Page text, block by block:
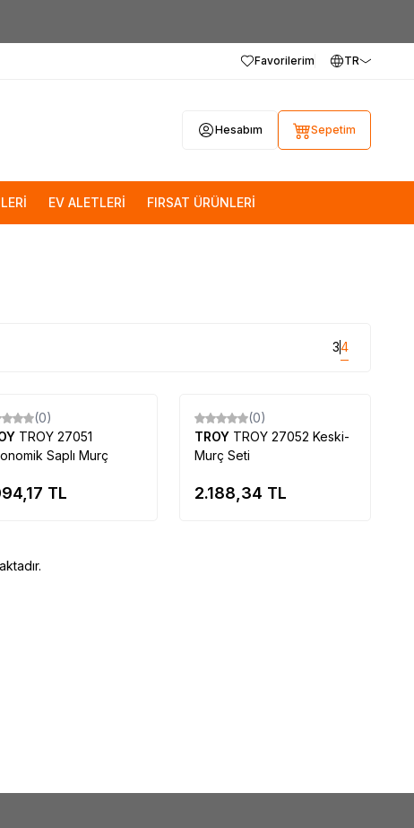
Favorilerim TR
Hesabım Sepetim
EV ALETLERİ FIRSAT ÜRÜNLERİ
34
(0)
TROY 27051
Saplı Murç
TL
(0)
TROY TROY 27052 Keski-
Murç Seti
2.188,34 TL